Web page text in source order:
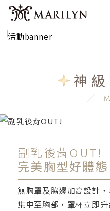
神
副乳後背OUT!
完美胸型好體態
無胸罩及脇邊加高設計
集中至胸部，罩杯立即